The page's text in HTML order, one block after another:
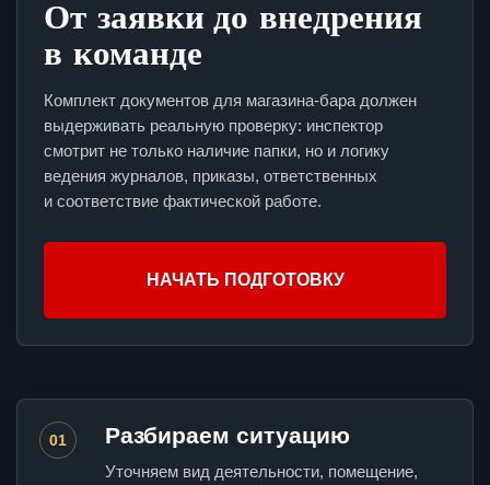
От заявки до внедрения
в команде
Комплект документов для магазина-бара должен
выдерживать реальную проверку: инспектор
смотрит не только наличие папки, но и логику
ведения журналов, приказы, ответственных
и соответствие фактической работе.
НАЧАТЬ ПОДГОТОВКУ
01 Разбираем ситуацию
Уточняем вид деятельности, помещение,